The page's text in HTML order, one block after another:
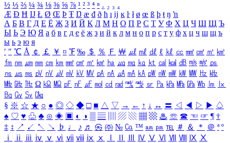
½ ⅓ ⅔ ¼ ¾ ⅛ ⅜ ⅝ ⅞ ¹ ² ³ ⁴ ⁿ ₁ ₂ ₃ ₄
Æ Ð Ħ Ĳ Ł Ø Œ Þ Ŧ Ŋ æ đ ð ħ ı ĳ ĸ ŀ ł ø œ ß þ ŧ ŋ ŉ
А Б В Г Д Е Ё Ж З И Й К Л М Н О П Р С Т У Ф Х Ц Ч Ш Щ Ъ
Ы Ь Э Ю Я а б в г д е ё ж з и й к л м н о п р с т у ф х ц ч ш щ ъ
ы ь э ю я
′ ″ ℃ Å ￠ ￡ ￥ ¤ ℉ ‰ ＄ ％ Ｆ ￦ ㎕ ㎖ ㎗ ℓ ㎘ ㏄ ㎣ ㎤ ㎥ ㎦
㎙ ㎚ ㎛ ㎜ ㎝ ㎞ ㎟ ㎠ ㎡ ㎢ ㏊ ㎍ ㎎ ㎏ ㏏ ㎈ ㎉ ㏈ ㎧ ㎨ ㎰
㎱ ㎲ ㎳ ㎴ ㎵ ㎶ ㎷ ㎸ ㎹ ㎀ ㎁ ㎂ ㎃ ㎄ ㎺ ㎻ ㎽ ㎾ ㎿ ㎐ ㎑
㎒ ㎓ ㎔ Ω ㏀ ㏁ ㎊ ㎋ ㎌ ㏖ ㏅ ㎭ ㎮ ㎯ ㏛ ㎩ ㎪ ㎫ ㎬ ㏝ ㏐
㏓
㏃ ㏉ ㏜ ㏆
§ ※ ☆ ★ ○ ● ◎ ◇ ◆ □ ■ △ ▽ → ← ↑ ↓ ↔ 〓 ◁ ◀ ▷ ▶ ♤
♠ ♡ ♥ ♧ ♣ ⊙ ◈ ▣ ◐ ◑ ▒ ▤ ▨ ▧ ▦ ▩ ♨ ☏ ☎ ☜ ☞ ¶ †
‡ ↕ ↗ ↙ ↖ ↘ ♭ ♩ ♪ ♬ ㉿ ㈜ № ㏇ ™ ㏂ ㏘ ℡ ＃ ＆ ＊ ＠ ª º
ⅰ
ⅱ ⅲ ⅳ ⅴ ⅵ ⅶ ⅷ ⅸ ⅹ Ⅳ Ⅴ Ⅵ Ⅶ Ⅷ Ⅸ Ⅹ